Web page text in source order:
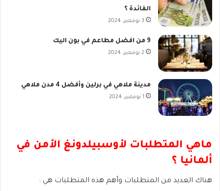
الفائدة ؟
3 نوفمبر، 2024
9 من افضل مطاعم في بون اليك
2 نوفمبر، 2024
مدينة ملاهي في برلين وأفضل 4 مدن ملاهي
1 نوفمبر، 2024
ماهي المتطلبات لأوسبيلدونغ الأمن في
ألمانيا ؟
هناك العديد من المتطلبات وأهم هذه المتطلبات هي :